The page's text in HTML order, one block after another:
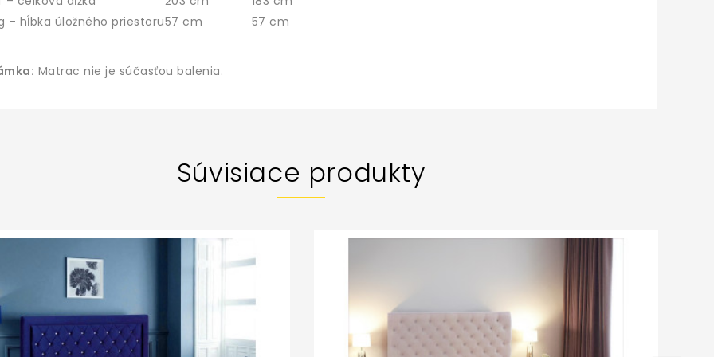
– hĺbka úložného priestoru57 cm 57 cm
Matrac nie je súčasťou balenia.
Súvisiace produkty